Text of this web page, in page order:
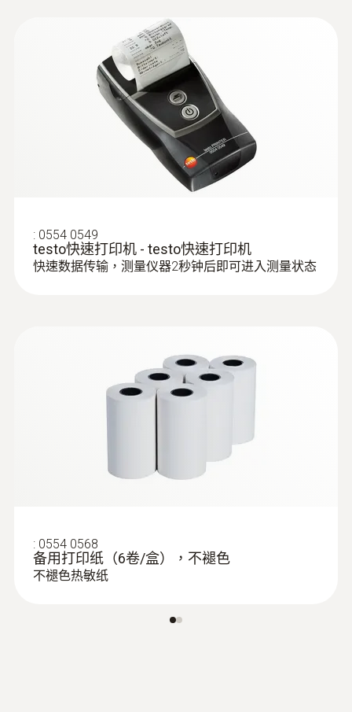
高压探头，不锈钢制造，可适于制冷
剂，量程达10bar，螺纹连接7/16" UNF)
程达10bar
剂，量程达30bar，螺纹连接7/16" UNF)
- 相对压力探头
高压探头，不锈钢制造，可适于制冷剂，量
: 0554 0549
testo快速打印机 - testo快速打印机
快速数据传输，测量仪器2秒钟后即可进入测量状态
: 0554 0568
备用打印纸（6卷/盒），不褪色
不褪色热敏纸